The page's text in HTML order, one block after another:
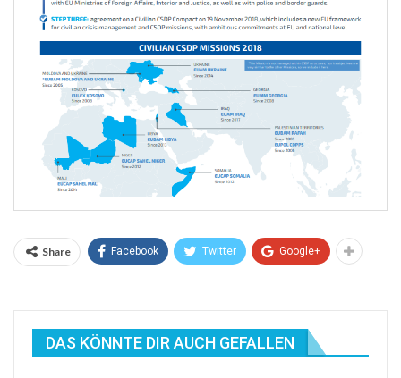
Share Facebook Twitter Google+
DAS KÖNNTE DIR AUCH GEFALLEN